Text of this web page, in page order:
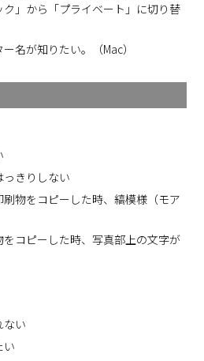
」から「プライベート」に切り替
名が知りたい。（Mac）
きりしない
物をコピーした時、縞模様（モア
コピーした時、写真部上の文字が
ない
い